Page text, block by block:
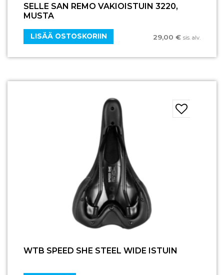
SELLE SAN REMO VAKIOISTUIN 3220,
MUSTA
29,00 € sis. alv.
LISÄÄ OSTOSKORIIN
WTB SPEED SHE STEEL WIDE ISTUIN